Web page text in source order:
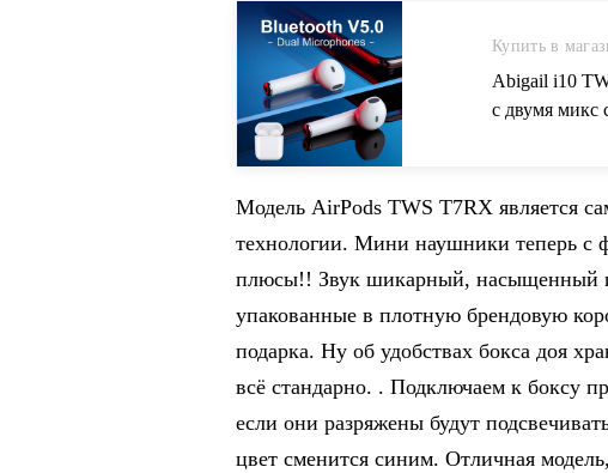
Купить в
Abigail i10
с двумя микс
Модель AirPods TWS T7RX является
технологии. Мини наушники теперь с
плюсы!! Звук шикарный, насыщенный
упакованные в плотную брендовую
подарка. Ну об удобствах бокса доя
всё стандарно. . Подключаем к боксу
если они разряжены будут
цвет сменится синим. Отличная